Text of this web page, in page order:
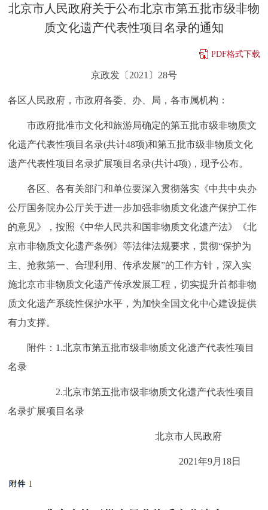
部门服务
中介服务 阳光政务
政民互动
12345网上接诉即办 我要咨询 我要建议
走进北京
北京概况 十六区概览 人文北京
多语种
DEUTSCH
ITALIANO
北京市人民政府关于公布北京市第五批市级非物
质文化遗产代表性项目名录的通知
PDF格式下载
京政发〔2021〕28号
各区人民政府，市政府各委、办、局，各市属机构：
市政府批准市文化和旅游局确定的第五批市级非物质文
化遗产代表性项目名录(共计48项)和第五批市级非物质文化
遗产代表性项目名录扩展项目名录(共计4项)，现予公布。
各区、各有关部门和单位要深入贯彻落实《中共中央办
公厅国务院办公厅关于进一步加强非物质文化遗产保护工作
的意见》，按照《中华人民共和国非物质文化遗产法》《北
京市非物质文化遗产条例》等法律法规要求，贯彻“保护为
主、抢救第一、合理利用、传承发展”的工作方针，深入实
施北京市非物质文化遗产传承发展工程，切实提升首都非物
质文化遗产系统性保护水平，为加快全国文化中心建设提供
有力支撑。
附件：1.北京市第五批市级非物质文化遗产代表性项目
名录
2.北京市第五批市级非物质文化遗产代表性项目
名录扩展项目名录
北京市人民政府
2021年9月18日